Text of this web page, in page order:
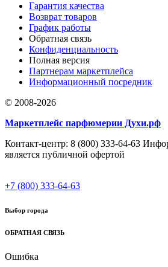
Гарантия качества
Возврат товаров
График работы
Обратная связь
Конфиденциальность
Полная версия
Партнерам маркетплейса
Информационный посредник
© 2008-2026
Маркетплейс парфюмерии Духи.рф
Контакт-центр: 8 (800) 333-64-63
является публичной офертой
+7 (800) 333-64-63
Выбор города
ОБРАТНАЯ СВЯЗЬ
Ошибка